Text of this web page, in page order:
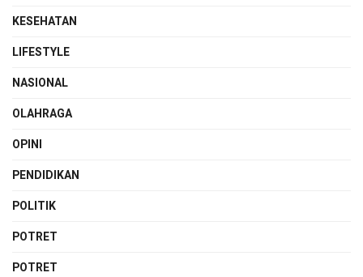
KESEHATAN
LIFESTYLE
NASIONAL
OLAHRAGA
OPINI
PENDIDIKAN
POLITIK
POTRET
POTRET